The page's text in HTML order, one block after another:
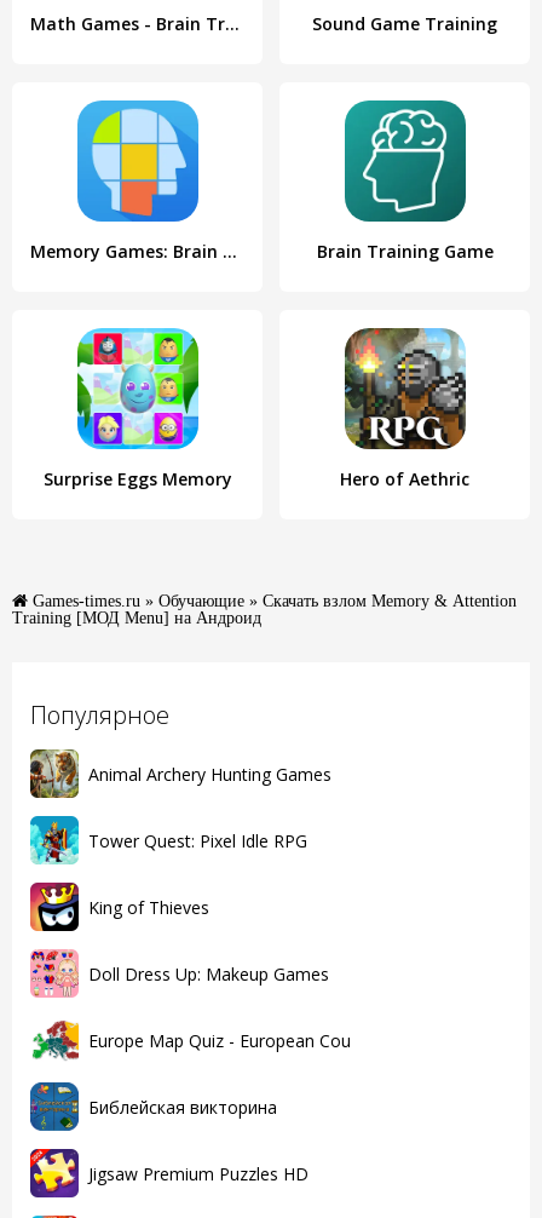
Популярное
Animal Archery Hunting Games
Tower Quest: Pixel Idle RPG
King of Thieves
Doll Dress Up: Makeup Games
Europe Map Quiz - European Cou
Библейская викторина
Jigsaw Premium Puzzles HD
Math Games - Brain Training Sound Game Training
Memory Games: Brain Training Brain Training Game
Surprise Eggs Memory Hero of Aethric
Games-times.ru » Обучающие » Скачать взлом Memory & Attention
Training [МОД Menu] на Андроид